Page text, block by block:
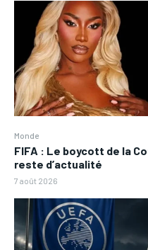
Monde
FIFA : Le boycott de la
reste d’actualité
7 août 2026